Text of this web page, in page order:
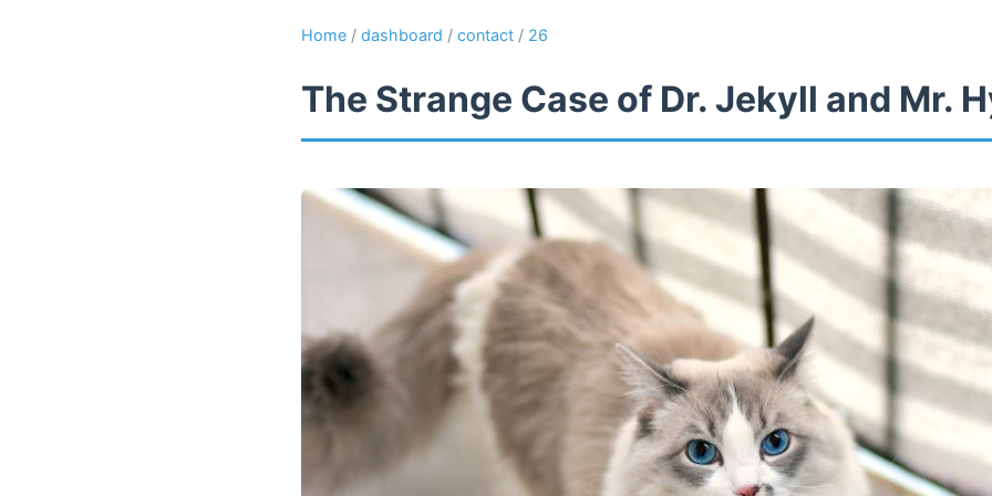
Home / dashboard / contact / 26
The Strange Case of Dr. Jekyll and Mr.